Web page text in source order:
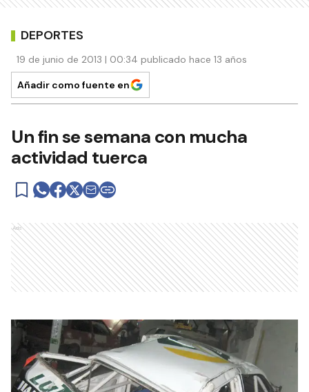
DEPORTES
19 de junio de 2013 | 00:34 publicado hace 13 años
Añadir como fuente en
Un fin se semana con mucha
actividad tuerca
Ads